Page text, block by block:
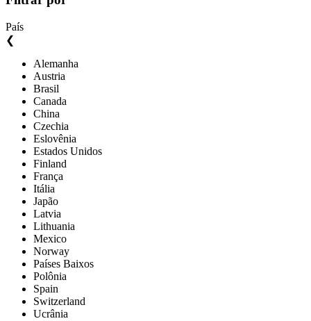
País
❮
Alemanha
Austria
Brasil
Canada
China
Czechia
Eslovênia
Estados Unidos
Finland
França
Itália
Japão
Latvia
Lithuania
Mexico
Norway
Países Baixos
Polônia
Spain
Switzerland
Ucrânia